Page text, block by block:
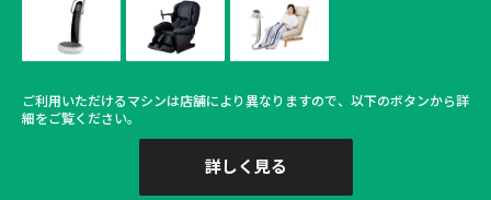
ご利用いただけるマシンは店舗により異なりますので、以下のボタンから詳
細をご覧ください。
詳しく見る